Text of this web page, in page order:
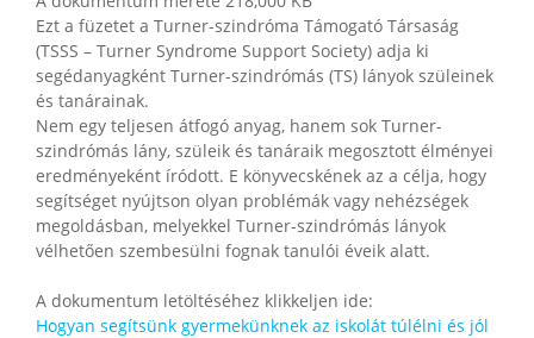
Ezt a füzetet a Turner-szindróma Támogató Társaság
(TSSS – Turner Syndrome Support Society) adja ki
segédanyagként Turner-szindrómás (TS) lányok szüleinek
és tanárainak.
Nem egy teljesen átfogó anyag, hanem sok Turner-
szindrómás lány, szüleik és tanáraik megosztott élményei
eredményeként íródott. E könyvecskének az a célja, hogy
segítséget nyújtson olyan problémák vagy nehézségek
megoldásban, melyekkel Turner-szindrómás lányok
vélhetően szembesülni fognak tanulói éveik alatt.
A dokumentum letöltéséhez klikkeljen ide:
Hogyan segítsünk gyermekünknek az iskolát túlélni és jól